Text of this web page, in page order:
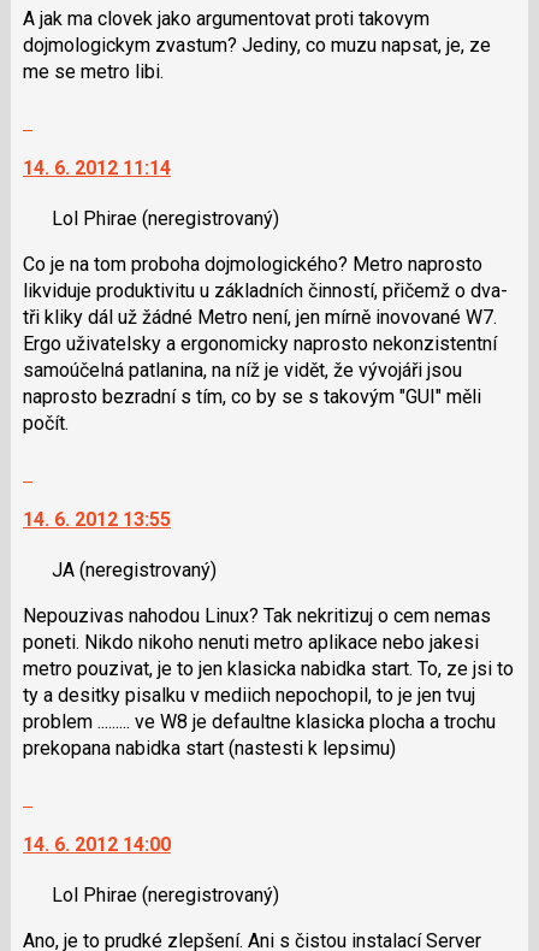
a
P
pro
názor
navigaci
lze
použít
N
následující
P
pro
předchozí
nový
názor
A jak ma clovek jako argumentovat proti takovym
dojmologickym zvastum? Jediny, co muzu napsat, je, ze
me se metro libi.
další
názor.
navigaci
lze
použít
i
klávesy
N
pro
P
předchozí
názor
14. 6. 2012 11:14
Lol Phirae (neregistrovaný)
Co je na tom proboha dojmologického? Metro naprosto
likviduje produktivitu u základních činností, přičemž o dva-
tři kliky dál už žádné Metro není, jen mírně inovované W7.
Ergo uživatelsky a ergonomicky naprosto nekonzistentní
samoúčelná patlanina, na níž je vidět, že vývojáři jsou
naprosto bezradní s tím, co by se s takovým "GUI" měli
počít.
další
názor.
navigaci
lze
použít
i
klávesy
N
a
pro
nový
14. 6. 2012 13:55
JA (neregistrovaný)
Nepouzivas nahodou Linux? Tak nekritizuj o cem nemas
poneti. Nikdo nikoho nenuti metro aplikace nebo jakesi
metro pouzivat, je to jen klasicka nabidka start. To, ze jsi to
ty a desitky pisalku v mediich nepochopil, to je jen tvuj
problem ......... ve W8 je defaultne klasicka plocha a trochu
prekopana nabidka start (nastesti k lepsimu)
další
názor.
14. 6. 2012 14:00
Lol Phirae (neregistrovaný)
Ano, je to prudké zlepšení. Ani s čistou instalací Server